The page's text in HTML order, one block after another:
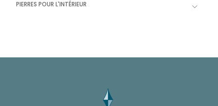
PIERRES POUR L'INTÉRIEUR